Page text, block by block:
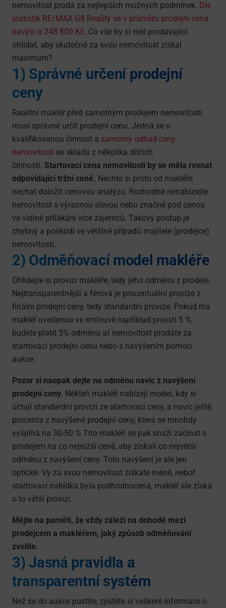
nemovitost prodá za nejlepších možných podmínek. Dle
statistik RE/MAX G8 Reality se v průměru prodejní cena
navýší o 248 800 Kč. Co vše by si měl prodávající
ohlídat, aby skutečně za svou nemovitost získal
maximum?
1) Správné určení prodejní
ceny
Realitní makléř před samotným prodejem nemovitosti
musí správně určit prodejní cenu. Jedná se o
kvalifikovanou činnost a samotný odhad ceny
nemovitosti se skládá z několika dílčích
činností. Startovací cena nemovitosti by se měla rovnat
odpovídající tržní ceně. Nechte si proto od makléře
nechat doložit cenovou analýzu. Rozhodně nenabízejte
nemovitost s výraznou slevou nebo značně pod cenou
ve vidině přilákání více zájemců. Takový postup je
chybný a poškodí ve většině případů majitele (prodejce)
nemovitosti.
2) Odměňovací model makléře
Ohlídejte si provizi makléře, tedy jeho odměnu z prodeje.
Nejtransparentnější a férová je procentuální provize z
finální prodejní ceny, tedy standardní provize. Pokud má
makléř uvedenou ve smlouvě například provizi 5 %,
budete platit 5% odměnu ať nemovitost prodáte za
startovací prodejní cenu nebo s navýšením pomocí
aukce.
Pozor si naopak dejte na odměnu navíc z navýšení
prodejní ceny. Někteří makléři nabízejí model, kdy si
účtují standardní provizi ze startovací ceny, a navíc ještě
procenta z navýšené prodejní ceny, která se mnohdy
vyšplhá na 30-50 % Tito makléři se pak snaží začínat s
prodejem na co nejnižší ceně, aby získali co největší
odměnu z navýšení ceny. Toto navýšení je ale jen
optické. Vy za svou nemovitost získáte méně, neboť
startovací nabídka byla podhodnocená, makléř ale získá
o to větší provizi.
Mějte na paměti, že vždy záleží na dohodě mezi
prodejcem a makléřem, jaký způsob odměňování
zvolíte.
3) Jasná pravidla a
transparentní systém
Než se do aukce pustíte, zjistěte si veškeré informace o